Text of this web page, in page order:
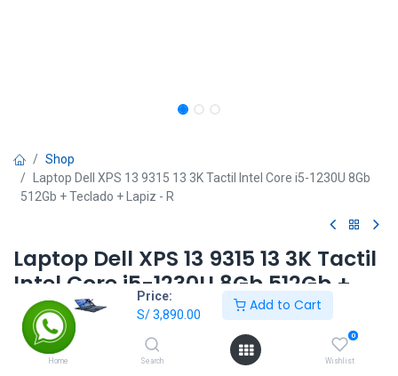
Price:
S/3,890.00
Add to Cart
Home Search
0
Wishlist
Shop
Laptop Dell XPS 13 9315 13 3K Tactil Intel Core i5-1230U 8Gb
512Gb + Teclado + Lapiz - R
Laptop Dell XPS 13 9315 13 3K Tactil
Intel Core i5-1230U 8Gb 512Gb +
Teclado + Lapiz - R
S/3,890.00